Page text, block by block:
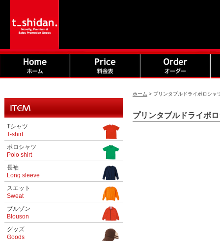
Tシャツ
T-shirt
ポロシャツ
Polo shirt
長袖
Long sleeve
スエット
Sweat
ブルゾン
Blouson
グッズ
Goods
ホーム > プリンタブルドライポロシ
プリンタブルドライポ